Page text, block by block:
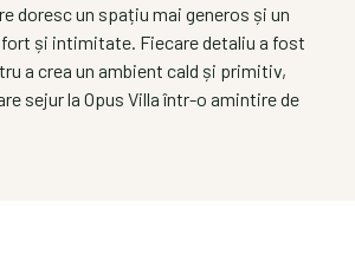
doresc un spațiu mai generos și un
și intimitate. Fiecare detaliu a fost
a crea un ambient cald și primitiv,
sejur la Opus Villa într-o amintire de